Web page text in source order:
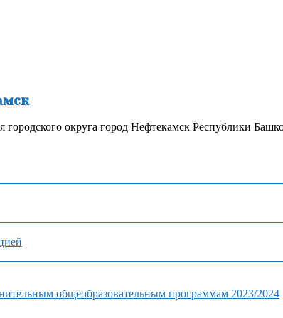
округа город Нефтекамск Республики
общеобразовательным программам 2023/2024